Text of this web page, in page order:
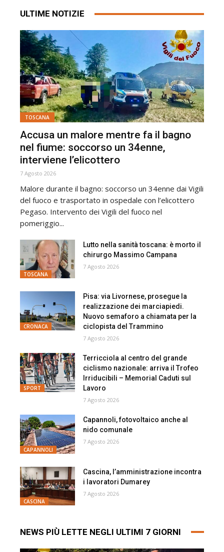
ULTIME NOTIZIE
TOSCANA
Accusa un malore mentre fa il bagno
nel fiume: soccorso un 34enne,
interviene l’elicottero
7 Agosto 2026
Malore durante il bagno: soccorso un 34enne dai Vigili
del fuoco e trasportato in ospedale con l’elicottero
Pegaso. Intervento dei Vigili del fuoco nel
pomeriggio...
TOSCANA
Lutto nella sanità toscana: è morto il
chirurgo Massimo Campana
7 Agosto 2026
CRONACA
Pisa: via Livornese, prosegue la
realizzazione dei marciapiedi.
Nuovo semaforo a chiamata per la
ciclopista del Trammino
7 Agosto 2026
SPORT
Terricciola al centro del grande
ciclismo nazionale: arriva il Trofeo
Irriducibili – Memorial Caduti sul
Lavoro
7 Agosto 2026
CAPANNOLI
Capannoli, fotovoltaico anche al
nido comunale
7 Agosto 2026
CASCINA
Cascina, l’amministrazione incontra
i lavoratori Dumarey
7 Agosto 2026
NEWS PIÙ LETTE NEGLI ULTIMI 7 GIORNI